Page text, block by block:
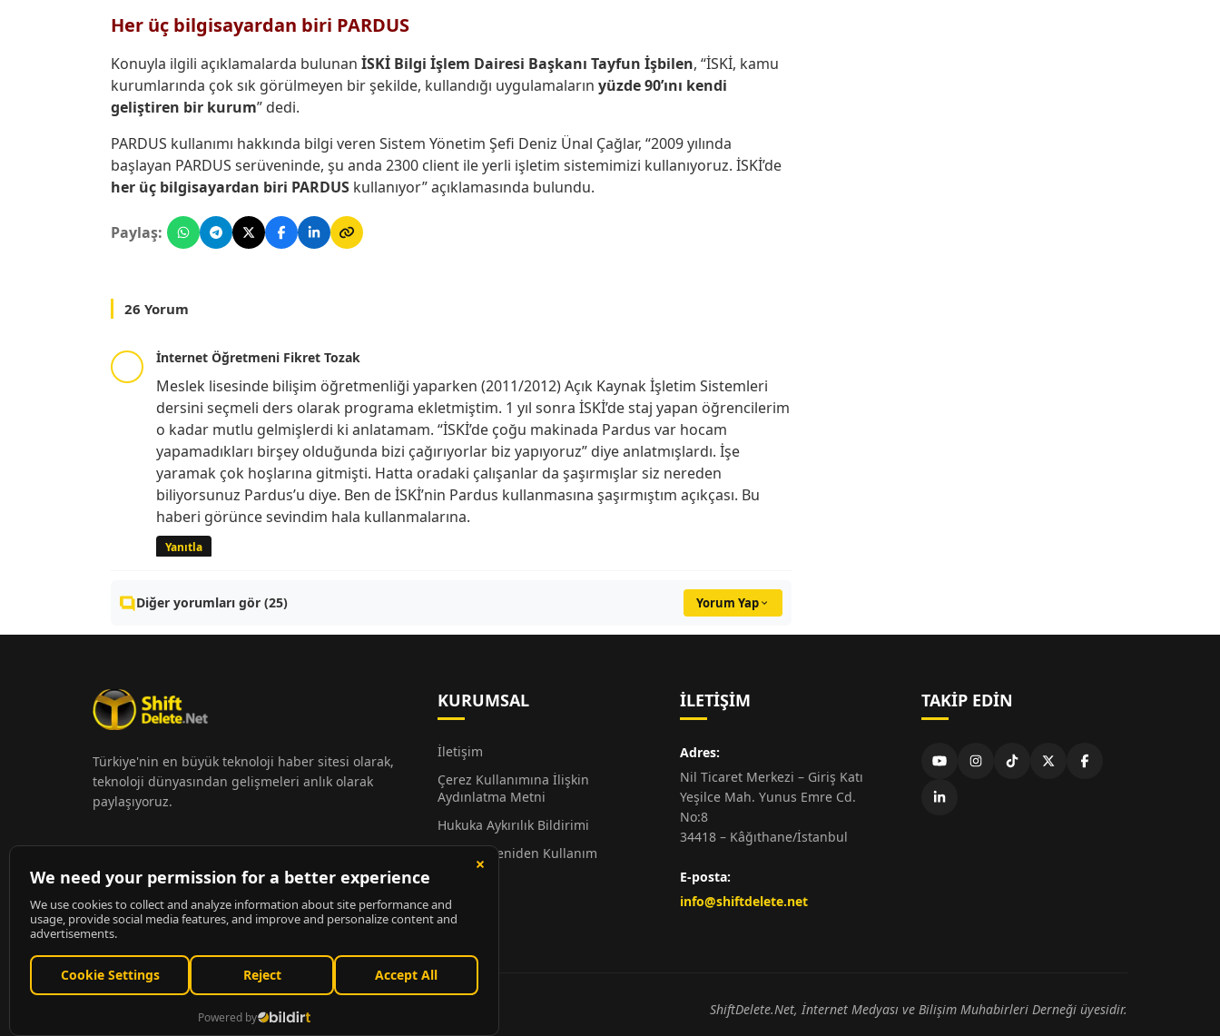
Her üç bilgisayardan biri PARDUS
Konuyla ilgili açıklamalarda bulunan İSKİ Bilgi İşlem Dairesi Başkanı Tayfun İşbilen, “İSKİ, kamu
kurumlarında çok sık görülmeyen bir şekilde, kullandığı uygulamaların yüzde 90’ını kendi
geliştiren bir kurum” dedi.
PARDUS kullanımı hakkında bilgi veren Sistem Yönetim Şefi Deniz Ünal Çağlar, “2009 yılında
başlayan PARDUS serüveninde, şu anda 2300 client ile yerli işletim sistemimizi kullanıyoruz. İSKİ’de
her üç bilgisayardan biri PARDUS kullanıyor” açıklamasında bulundu.
Paylaş:
26 Yorum
İnternet Öğretmeni Fikret Tozak
Meslek lisesinde bilişim öğretmenliği yaparken (2011/2012) Açık Kaynak İşletim Sistemleri
dersini seçmeli ders olarak programa ekletmiştim. 1 yıl sonra İSKİ’de staj yapan öğrencilerim
o kadar mutlu gelmişlerdi ki anlatamam. “İSKİ’de çoğu makinada Pardus var hocam
yapamadıkları birşey olduğunda bizi çağırıyorlar biz yapıyoruz” diye anlatmışlardı. İşe
yaramak çok hoşlarına gitmişti. Hatta oradaki çalışanlar da şaşırmışlar siz nereden
biliyorsunuz Pardus’u diye. Ben de İSKİ’nin Pardus kullanmasına şaşırmıştım açıkçası. Bu
haberi görünce sevindim hala kullanmalarına.
Yanıtla
Diğer yorumları gör (25) Yorum Yap
Türkiye'nin en büyük teknoloji haber sitesi olarak,
teknoloji dünyasından gelişmeleri anlık olarak
paylaşıyoruz.
KURUMSAL
İletişim
Çerez Kullanımına İlişkin
Aydınlatma Metni
Hukuka Aykırılık Bildirimi
Alıntı ve Yeniden Kullanım
Hakkında
Künye
İLETIŞIM
Adres:
Nil Ticaret Merkezi – Giriş Katı
Yeşilce Mah. Yunus Emre Cd.
No:8
34418 – Kâğıthane/İstanbul
E-posta:
info@shiftdelete.net
TAKIP EDIN
ShiftDelete.Net - Tüm hakları saklıdır. ShiftDelete.Net, İnternet Medyası ve Bilişim Muhabirleri Derneği üyesidir.